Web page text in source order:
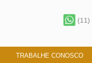
(11)
TRABALHE CONOSCO